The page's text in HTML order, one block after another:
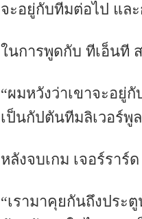
จะอยู่กับทีมต่อไป แล
ในการพูดกับ ทีเอ็นที
“ผมหวังว่าเขาจะอยู่
เป็นกัปตันทีมลิเวอร์พู
หลังจบเกม เจอร์รา
“เรามาคุยกันถึงประ